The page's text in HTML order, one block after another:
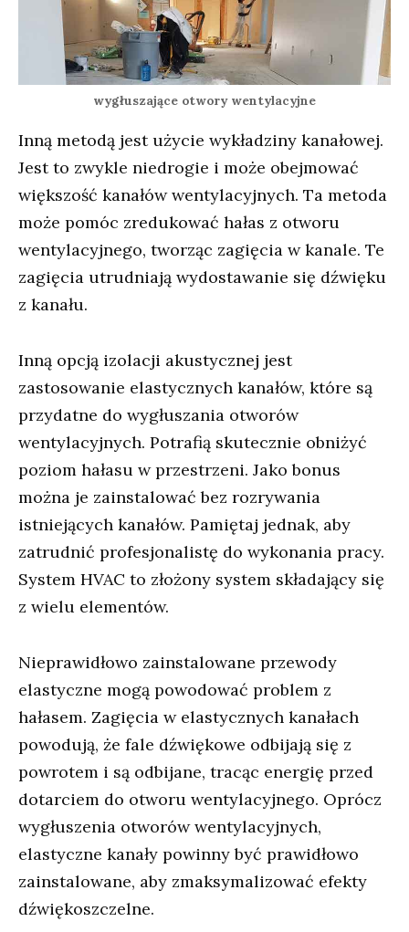
wygłuszające otwory wentylacyjne
Inną metodą jest użycie wykładziny kanałowej.
Jest to zwykle niedrogie i może obejmować
większość kanałów wentylacyjnych. Ta metoda
może pomóc zredukować hałas z otworu
wentylacyjnego, tworząc zagięcia w kanale. Te
zagięcia utrudniają wydostawanie się dźwięku
z kanału.
Inną opcją izolacji akustycznej jest
zastosowanie elastycznych kanałów, które są
przydatne do wygłuszania otworów
wentylacyjnych. Potrafią skutecznie obniżyć
poziom hałasu w przestrzeni. Jako bonus
można je zainstalować bez rozrywania
istniejących kanałów. Pamiętaj jednak, aby
zatrudnić profesjonalistę do wykonania pracy.
System HVAC to złożony system składający się
z wielu elementów.
Nieprawidłowo zainstalowane przewody
elastyczne mogą powodować problem z
hałasem. Zagięcia w elastycznych kanałach
powodują, że fale dźwiękowe odbijają się z
powrotem i są odbijane, tracąc energię przed
dotarciem do otworu wentylacyjnego. Oprócz
wygłuszenia otworów wentylacyjnych,
elastyczne kanały powinny być prawidłowo
zainstalowane, aby zmaksymalizować efekty
dźwiękoszczelne.